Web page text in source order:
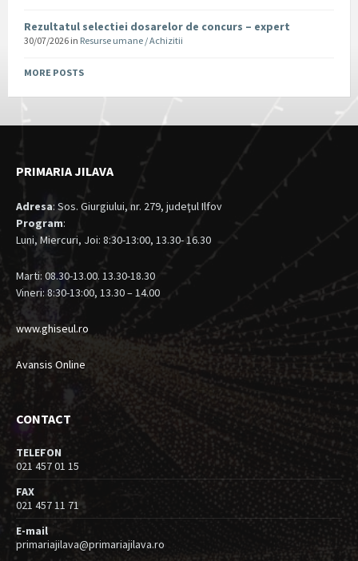
Rezultatul selectiei dosarelor de concurs – expert
30/07/2026 in Resurse umane / Achizitii
MORE POSTS
PRIMARIA JILAVA
Adresa: Sos. Giurgiului, nr. 279, judeţul Ilfov
Program:
Luni, Miercuri, Joi: 8:30-13:00, 13.30- 16.30
Marti: 08.30-13.00. 13.30-18.30
Vineri: 8:30-13:00, 13.30 – 14.00
www.ghiseul.ro
Avansis Online
CONTACT
TELEFON
021 457 01 15
FAX
021 457 11 71
E-mail
primariajilava@primariajilava.ro